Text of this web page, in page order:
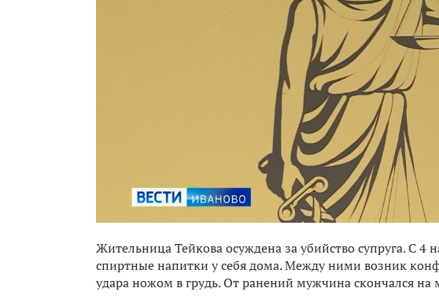
Жительница Тейкова осуждена за убийство супруга. С 4
спиртные напитки у себя дома. Между ними возник
удара ножом в грудь. От ранений мужчина скончался на